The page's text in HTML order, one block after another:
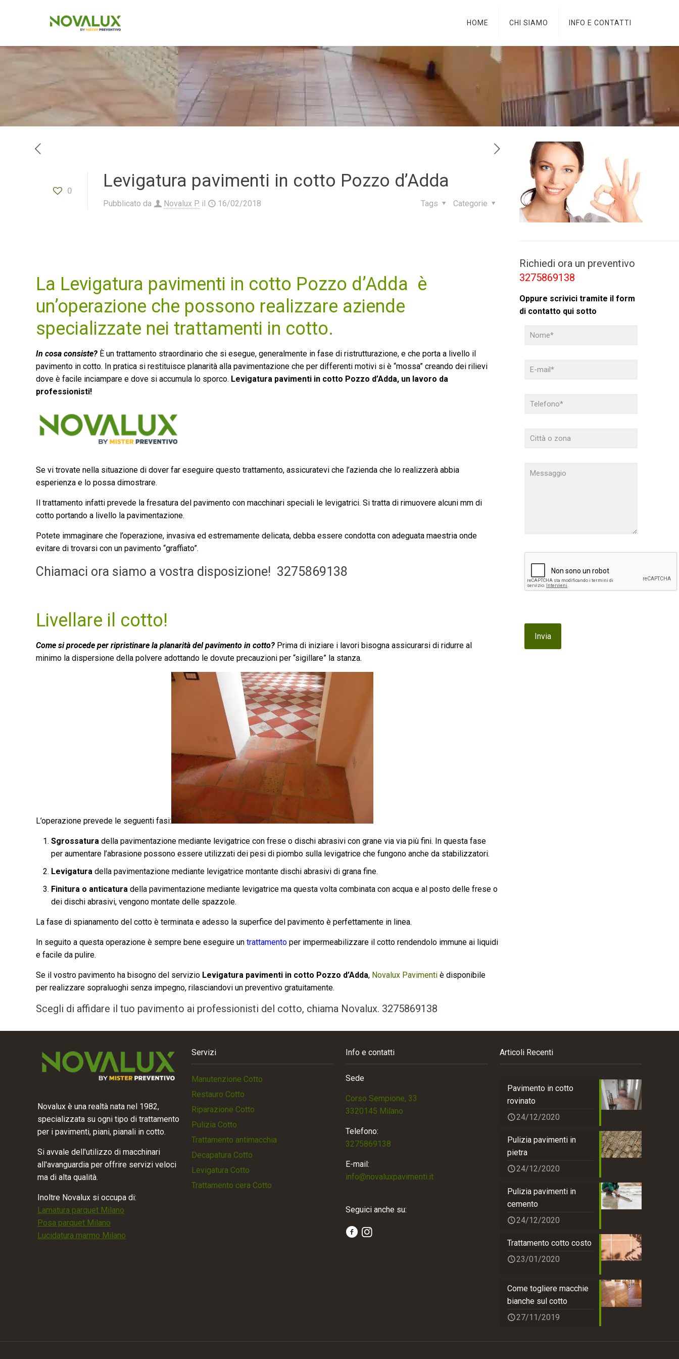
HOME CHI SIAMO INFO E CONTATTI
0 Levigatura pavimenti in cotto Pozzo d’Adda
Pubblicato da Novalux P. il 16/02/2018 Categorie
Tags
La Levigatura pavimenti in cotto Pozzo d’Adda è
un’operazione che possono realizzare aziende
specializzate nei trattamenti in cotto.
In cosa consiste? È un trattamento straordinario che si esegue, generalmente in fase di ristrutturazione, e che porta a livello il
pavimento in cotto. In pratica si restituisce planarità alla pavimentazione che per differenti motivi si è “mossa” creando dei rilievi
dove è facile inciampare e dove si accumula lo sporco. Levigatura pavimenti in cotto Pozzo d’Adda, un lavoro da
professionisti!
Se vi trovate nella situazione di dover far eseguire questo trattamento, assicuratevi che l’azienda che lo realizzerà abbia
esperienza e lo possa dimostrare.
Il trattamento infatti prevede la fresatura del pavimento con macchinari speciali le levigatrici. Si tratta di rimuovere alcuni mm di
cotto portando a livello la pavimentazione.
Potete immaginare che l’operazione, invasiva ed estremamente delicata, debba essere condotta con adeguata maestria onde
evitare di trovarsi con un pavimento “graffiato”.
Chiamaci ora siamo a vostra disposizione! 3275869138
Livellare il cotto!
Come si procede per ripristinare la planarità del pavimento in cotto? Prima di iniziare i lavori bisogna assicurarsi di ridurre al
minimo la dispersione della polvere adottando le dovute precauzioni per “sigillare” la stanza.
L’operazione prevede le seguenti fasi:
Sgrossatura della pavimentazione mediante levigatrice con frese o dischi abrasivi con grane via via più fini. In questa fase
per aumentare l’abrasione possono essere utilizzati dei pesi di piombo sulla levigatrice che fungono anche da stabilizzatori.
Levigatura della pavimentazione mediante levigatrice montante dischi abrasivi di grana fine.
Finitura o anticatura della pavimentazione mediante levigatrice ma questa volta combinata con acqua e al posto delle frese o
dei dischi abrasivi, vengono montate delle spazzole.
La fase di spianamento del cotto è terminata e adesso la superfice del pavimento è perfettamente in linea.
In seguito a questa operazione è sempre bene eseguire untrattamento per impermeabilizzare il cotto rendendolo immune ai liquidi
e facile da pulire.
Se il vostro pavimento ha bisogno del servizio Levigatura pavimenti in cotto Pozzo d’Adda, Novalux Pavimenti è disponibile
per realizzare sopraluoghi senza impegno, rilasciandovi un preventivo gratuitamente.
Scegli di affidare il tuo pavimento ai professionisti del cotto, chiama Novalux. 3275869138
Richiedi ora un preventivo
3275869138
Oppure scrivici tramite il form
di contatto qui sotto
Novalux è una realtà nata nel 1982,
specializzata su ogni tipo di trattamento
per i pavimenti, piani, pianali in cotto.
Si avvale dell'utilizzo di macchinari
all'avanguardia per offrire servizi veloci
ma di alta qualità.
Inoltre Novalux si occupa di:
Lamatura parquet Milano
Posa parquet Milano
Lucidatura marmo Milano
Servizi
Manutenzione Cotto
Restauro Cotto
Riparazione Cotto
Pulizia Cotto
Trattamento antimacchia
Decapatura Cotto
Levigatura Cotto
Trattamento cera Cotto
Info e contatti
Sede
Corso Sempione, 33
3320145 Milano
Telefono:
3275869138
E-mail:
info@novaluxpavimenti.it
Seguici anche su:
Articoli Recenti
Pavimento in cotto
rovinato
24/12/2020
Pulizia pavimenti in
pietra
24/12/2020
Pulizia pavimenti in
cemento
24/12/2020
Trattamento cotto costo
23/01/2020
Come togliere macchie
bianche sul cotto
27/11/2019